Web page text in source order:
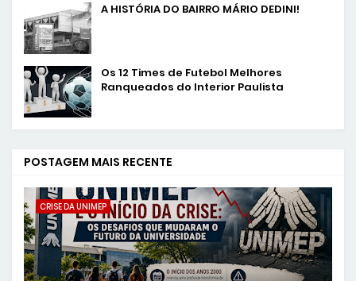
A HISTÓRIA DO BAIRRO MÁRIO DEDINI!
Os 12 Times de Futebol Melhores
Ranqueados do Interior Paulista
POSTAGEM MAIS RECENTE
CRISE DA UNIMEP